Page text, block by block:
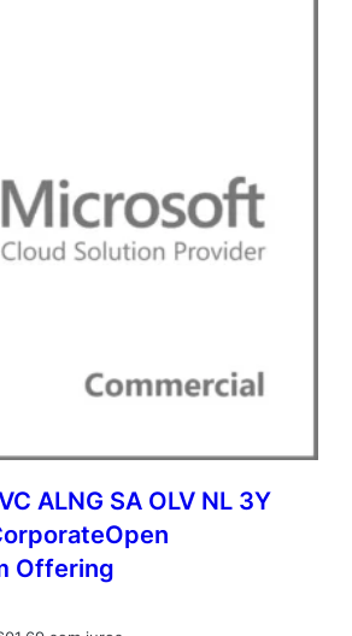
ALNG SA OLV NL 3Y
Offering